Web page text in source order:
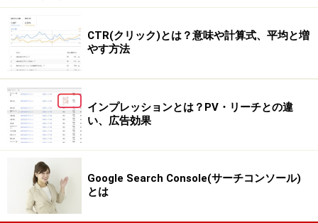
robots metaタグについて
※他、.htaccessによる制御方法もあります
robots.txt
robots.txtファイルというものをサーバー側に設置し、対
象ページのアクセス制限等、クローラーの巡回制御を行
CTR(クリック)とは？意味や計算式、平均と増
やす方法
インプレッションとは？PV・リーチとの違
い、広告効果
Google Search Console(サーチコンソール)
とは